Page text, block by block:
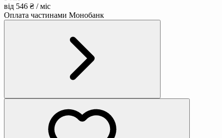
від 546 ₴ / міс
Оплата частинами Монобанк